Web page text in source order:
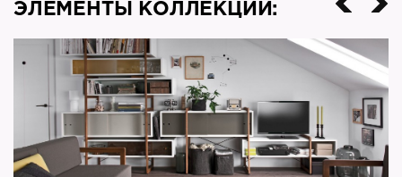
ЭЛЕМЕНТЫ КОЛЛЕКЦИИ: